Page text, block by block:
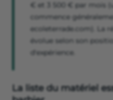
€ et 3 500 € par mois
commence
ecoleterrade.com). La
évolue selon son
d'expérience.
La liste du matériel